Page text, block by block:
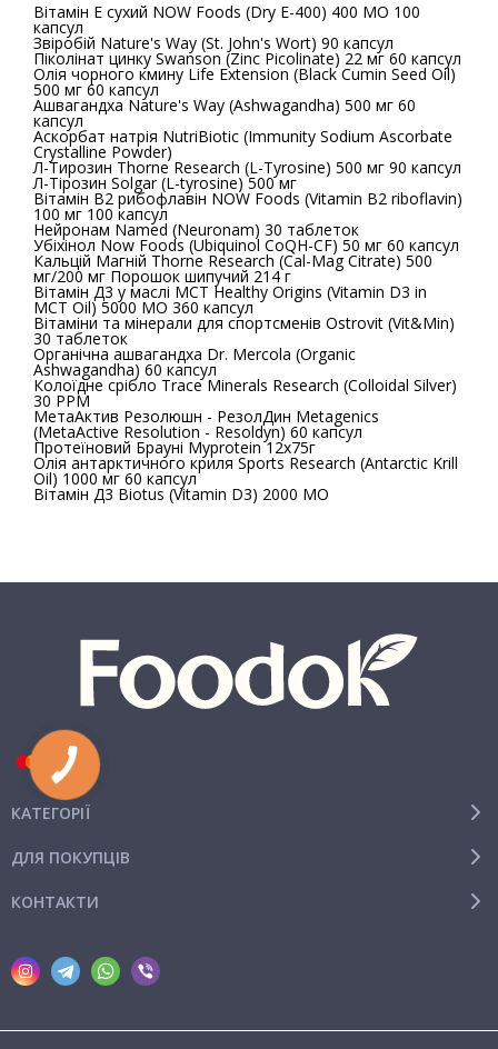
Вітамін Е сухий NOW Foods (Dry E-400) 400 МО 100
капсул
Звіробій Nature's Way (St. John's Wort) 90 капсул
Піколінат цинку Swanson (Zinc Picolinate) 22 мг 60 капсул
Олія чорного кмину Life Extension (Black Cumin Seed Oil)
500 мг 60 капсул
Ашвагандха Nature's Way (Ashwagandha) 500 мг 60
капсул
Аскорбат натрія NutriBiotic (Immunity Sodium Ascorbate
Crystalline Powder)
Л-Тирозин Thorne Research (L-Tyrosine) 500 мг 90 капсул
Л-Тірозин Solgar (L-tyrosine) 500 мг
Вітамін В2 рибофлавін NOW Foods (Vitamin B2 riboflavin)
100 мг 100 капсул
Нейронам Named (Neuronam) 30 таблеток
Убіхінол Now Foods (Ubiquinol CoQH-CF) 50 мг 60 капсул
Кальцій Магній Thorne Research (Cal-Mag Citrate) 500
мг/200 мг Порошок шипучий 214 г
Вітамін Д3 у маслі МСТ Healthy Origins (Vitamin D3 in
MCT Oil) 5000 МО 360 капсул
Вітаміни та мінерали для спортсменів Ostrovit (Vit&Min)
30 таблеток
Органічна ашвагандха Dr. Mercola (Organic
Ashwagandha) 60 капсул
Колоїдне срібло Trace Minerals Research (Colloidal Silver)
30 PPM
МетаАктив Резолюшн - РезолДин Metagenics
(MetaActive Resolution - Resoldyn) 60 капсул
Протеїновий Брауні Myprotein 12x75г
Олія антарктичного криля Sports Research (Antarctic Krill
Oil) 1000 мг 60 капсул
Вітамін Д3 Biotus (Vitamin D3) 2000 МО
КАТЕГОРІЇ
ДЛЯ ПОКУПЦІВ
КОНТАКТИ